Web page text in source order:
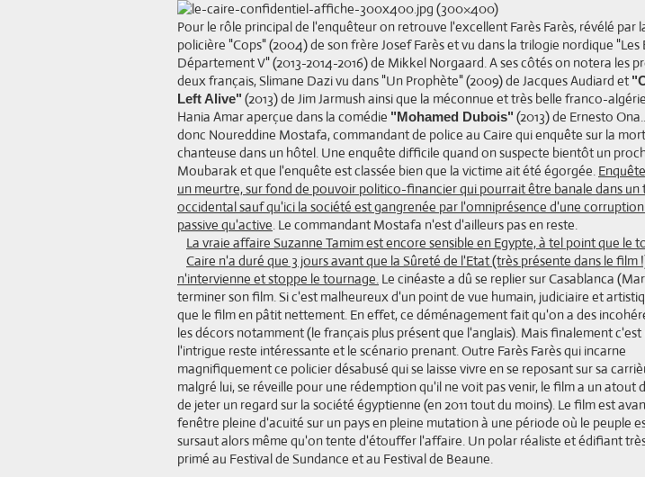
Pour le rôle principal de l'enquêteur on retrouve l'excellent Farès Farès, révélé par
policière "Cops" (2004) de son frère Josef Farès et vu dans la trilogie nordique "Les
Département V" (2013-2014-2016) de Mikkel Norgaard. A ses côtés on notera les
deux français, Slimane Dazi vu dans "Un Prophète" (2009) de Jacques Audiard et
Left Alive" (2013) de Jim Jarmush ainsi que la méconnue et très belle franco-
Hania Amar aperçue dans la comédie "Mohamed Dubois" (2013) de Ernesto
donc Noureddine Mostafa, commandant de police au Caire qui enquête sur la
chanteuse dans un hôtel. Une enquête difficile quand on suspecte bientôt un
Moubarak et que l'enquête est classée bien que la victime ait été égorgée.
un meurtre, sur fond de pouvoir politico-financier qui pourrait être banale dans un
occidental sauf qu'ici la société est gangrenée par l'omniprésence d'une
passive qu'active. Le commandant Mostafa n'est d'ailleurs pas en reste.
La vraie affaire Suzanne Tamim est encore sensible en Egypte, à tel point que le
Caire n'a duré que 3 jours avant que la Sûreté de l'Etat (très présente dans le film
n'intervienne et stoppe le tournage. Le cinéaste a dû se replier sur Casablanca
terminer son film. Si c'est malheureux d'un point de vue humain, judiciaire et
que le film en pâtit nettement. En effet, ce déménagement fait qu'on a des
les décors notamment (le français plus présent que l'anglais). Mais finalement c'est
l'intrigue reste intéressante et le scénario prenant. Outre Farès Farès qui incarne
magnifiquement ce policier désabusé qui se laisse vivre en se reposant sur sa
malgré lui, se réveille pour une rédemption qu'il ne voit pas venir, le film a un atout
de jeter un regard sur la société égyptienne (en 2011 tout du moins). Le film est
fenêtre pleine d'acuité sur un pays en pleine mutation à une période où le peuple
sursaut alors même qu'on tente d'étouffer l'affaire. Un polar réaliste et édifiant
primé au Festival de Sundance et au Festival de Beaune.